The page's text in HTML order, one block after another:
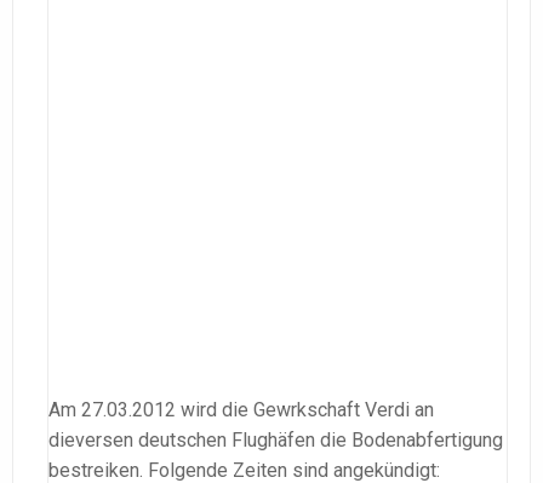
Am 27.03.2012 wird die Gewrkschaft Verdi an
dieversen deutschen Flughäfen die Bodenabfertigung
bestreiken. Folgende Zeiten sind angekündigt: